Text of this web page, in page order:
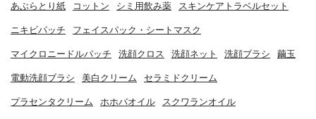
あぶらとり紙 コットン シミ用飲み薬 スキンケアトラベルセット
ニキビパッチ フェイスパック・シートマスク
マイクロニードルパッチ 洗顔クロス 洗顔ネット 洗顔ブラシ 繭玉
電動洗顔ブラシ 美白クリーム セラミドクリーム
プラセンタクリーム ホホバオイル スクワランオイル